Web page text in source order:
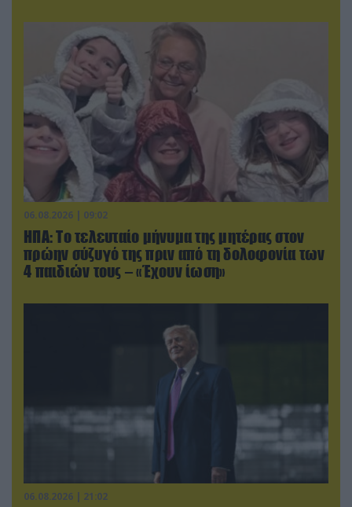
06.08.2026 | 09:02
ΗΠΑ: Το τελευταίο μήνυμα της μητέρας στον
πρώην σύζυγό της πριν από τη δολοφονία των
4 παιδιών τους – «Έχουν ίωση»
06.08.2026 | 21:02